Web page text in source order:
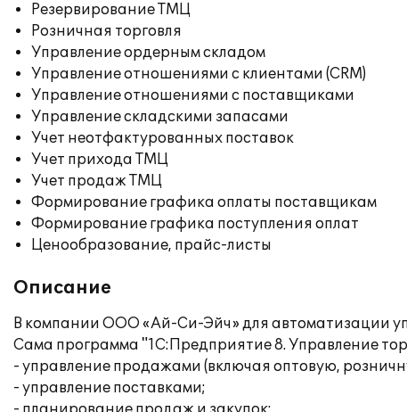
Резервирование ТМЦ
Розничная торговля
Управление ордерным складом
Управление отношениями с клиентами (CRM)
Управление отношениями с поставщиками
Управление складскими запасами
Учет неотфактурованных поставок
Учет прихода ТМЦ
Учет продаж ТМЦ
Формирование графика оплаты поставщикам
Формирование графика поступления оплат
Ценообразование, прайс-листы
Описание
В компании ООО «Ай-Си-Эйч» для автоматизации
Сама программа "1С:Предприятие 8. Управление
- управление продажами (включая оптовую,
- управление поставками;